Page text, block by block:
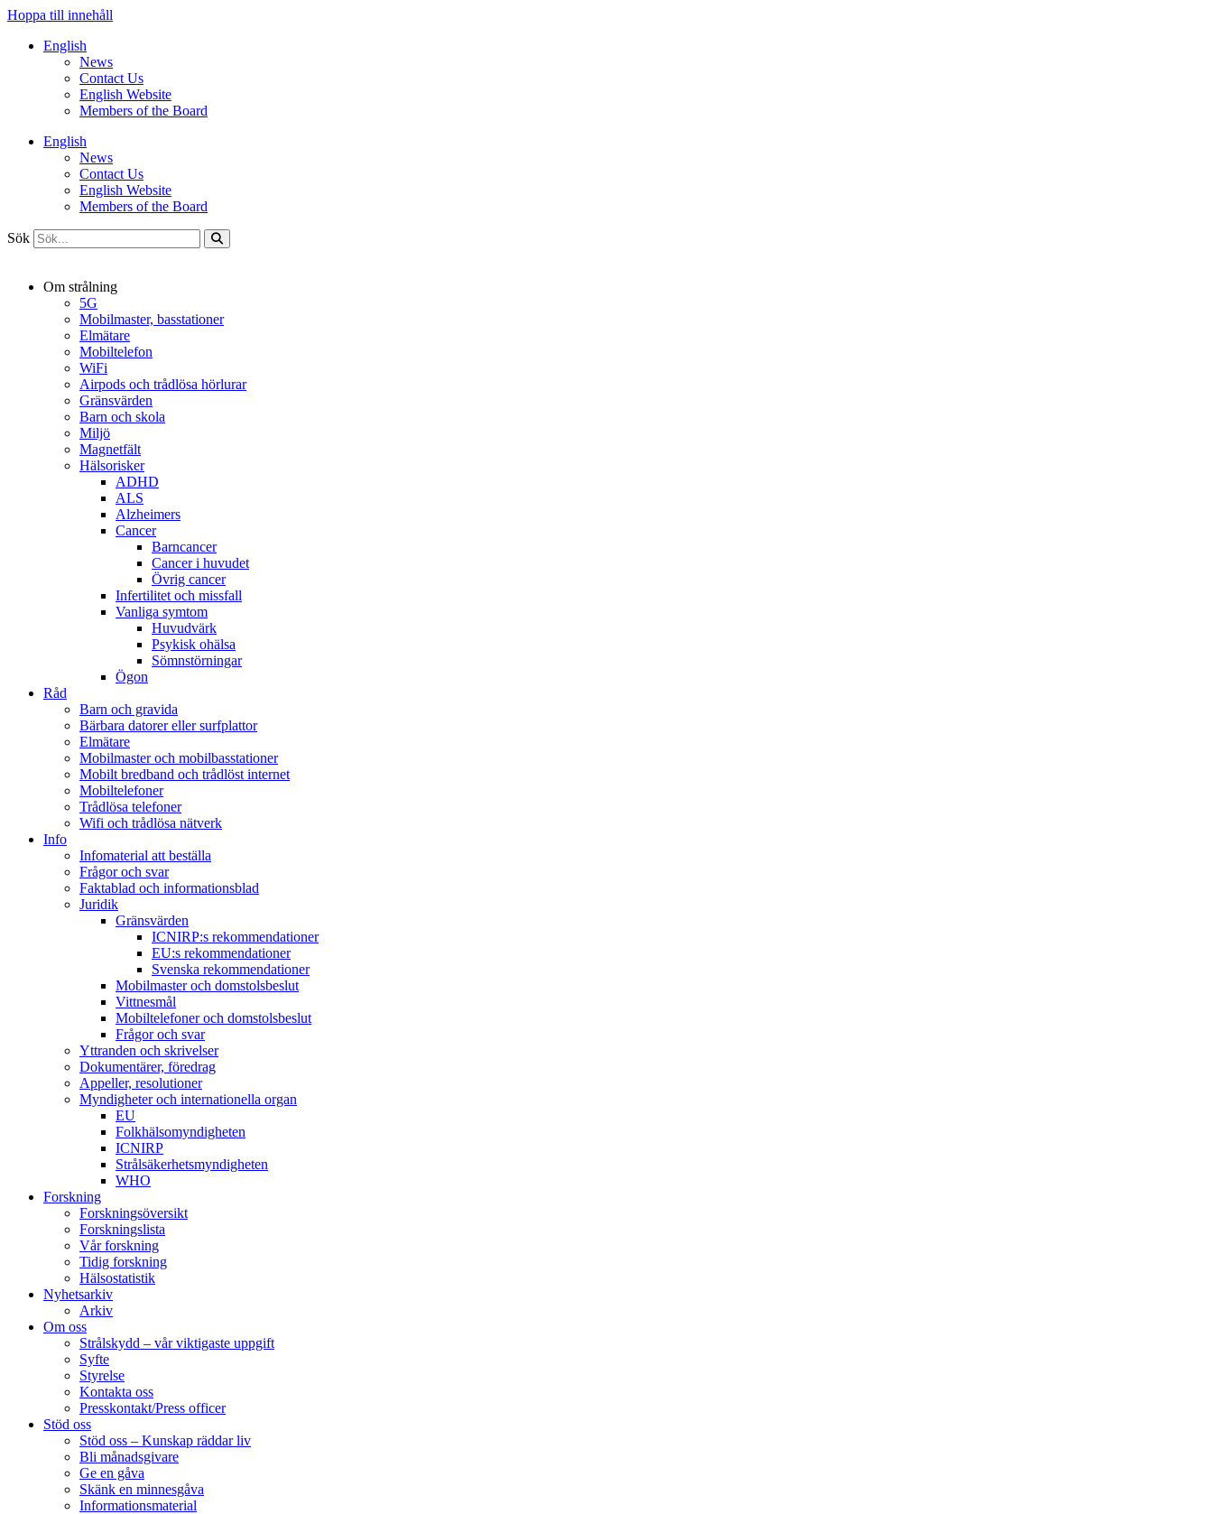
Hoppa till innehåll
English
News
Contact Us
English Website
Members of the Board
English
News
Contact Us
English Website
Members of the Board
Sök
Om strålning
5G
Mobilmaster, basstationer
Elmätare
Mobiltelefon
WiFi
Airpods och trådlösa hörlurar
Gränsvärden
Barn och skola
Miljö
Magnetfält
Hälsorisker
ADHD
ALS
Alzheimers
Cancer
Barncancer
Cancer i huvudet
Övrig cancer
Infertilitet och missfall
Vanliga symtom
Huvudvärk
Psykisk ohälsa
Sömnstörningar
Ögon
Råd
Barn och gravida
Bärbara datorer eller surfplattor
Elmätare
Mobilmaster och mobilbasstationer
Mobilt bredband och trådlöst internet
Mobiltelefoner
Trådlösa telefoner
Wifi och trådlösa nätverk
Info
Infomaterial att beställa
Frågor och svar
Faktablad och informationsblad
Juridik
Gränsvärden
ICNIRP:s rekommendationer
EU:s rekommendationer
Svenska rekommendationer
Mobilmaster och domstolsbeslut
Vittnesmål
Mobiltelefoner och domstolsbeslut
Frågor och svar
Yttranden och skrivelser
Dokumentärer, föredrag
Appeller, resolutioner
Myndigheter och internationella organ
EU
Folkhälsomyndigheten
ICNIRP
Strålsäkerhetsmyndigheten
WHO
Forskning
Forskningsöversikt
Forskningslista
Vår forskning
Tidig forskning
Hälsostatistik
Nyhetsarkiv
Arkiv
Om oss
Strålskydd – vår viktigaste uppgift
Syfte
Styrelse
Kontakta oss
Presskontakt/Press officer
Stöd oss
Stöd oss – Kunskap räddar liv
Bli månadsgivare
Ge en gåva
Skänk en minnesgåva
Informationsmaterial